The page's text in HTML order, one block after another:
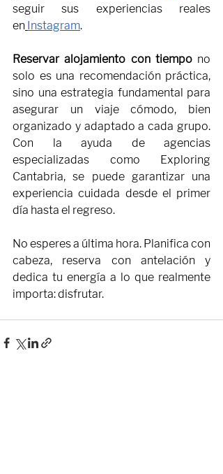
seguir sus experiencias reales
en Instagram.
Reservar alojamiento con tiempo no
solo es una recomendación práctica,
sino una estrategia fundamental para
asegurar un viaje cómodo, bien
organizado y adaptado a cada grupo.
Con la ayuda de agencias
especializadas como Exploring
Cantabria, se puede garantizar una
experiencia cuidada desde el primer
día hasta el regreso.
No esperes a última hora. Planifica con
cabeza, reserva con antelación y
dedica tu energía a lo que realmente
importa: disfrutar.